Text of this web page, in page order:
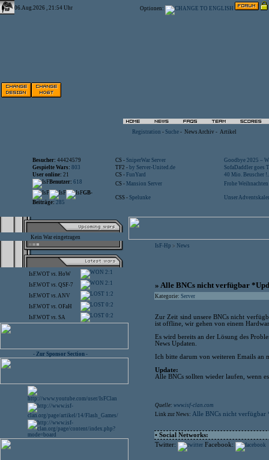
06.Aug.2026 , 21:54 Uhr Optionen:
Registration - Suche - News Archiv - Artikel
Besucher: 44424579 CS - SniperWar Server
Goodbye 2025 –
Gespielte Wars: 803 TF2 - by Server-United.de
SofaDaddler goes
User online: 21 CS - FunYard
40 Mio. Beuscher
Benutzer: 618 CS - Mansion Server
Frohe
GB-
Beiträge: 285
CSS - Spelunke Unser
Kein War eingetragen
IsF.WOT vs. HoW 2:1
IsF.WOT vs. QSF-7 2:1
IsF.WOT vs.ANV 1:2
IsF.WOT vs. OFaH 0:2
IsF.WOT vs. SA 0:2
- Zur Sponsor Section -
IsF-Hp > News
» Alle BNCs nicht verfügbar
Kategorie: Server
Zur Zeit sind unsere BNCs nicht
ist offline, wir gehen von einem
Es wird bereits an der Lösung des
News Updaten.
Ich bitte darum von weiteren Emails an
Update:
Alle BNCs sollten wieder laufen, wenn
Quelle: www.isf-clan.com
Link zur News: Alle BNCs nicht verfügbar
• Social Networks:
Twitter:
Facebook: